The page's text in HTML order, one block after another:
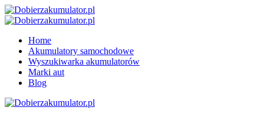
Home
Akumulatory samochodowe
Wyszukiwarka akumulatorów
Marki aut
Blog